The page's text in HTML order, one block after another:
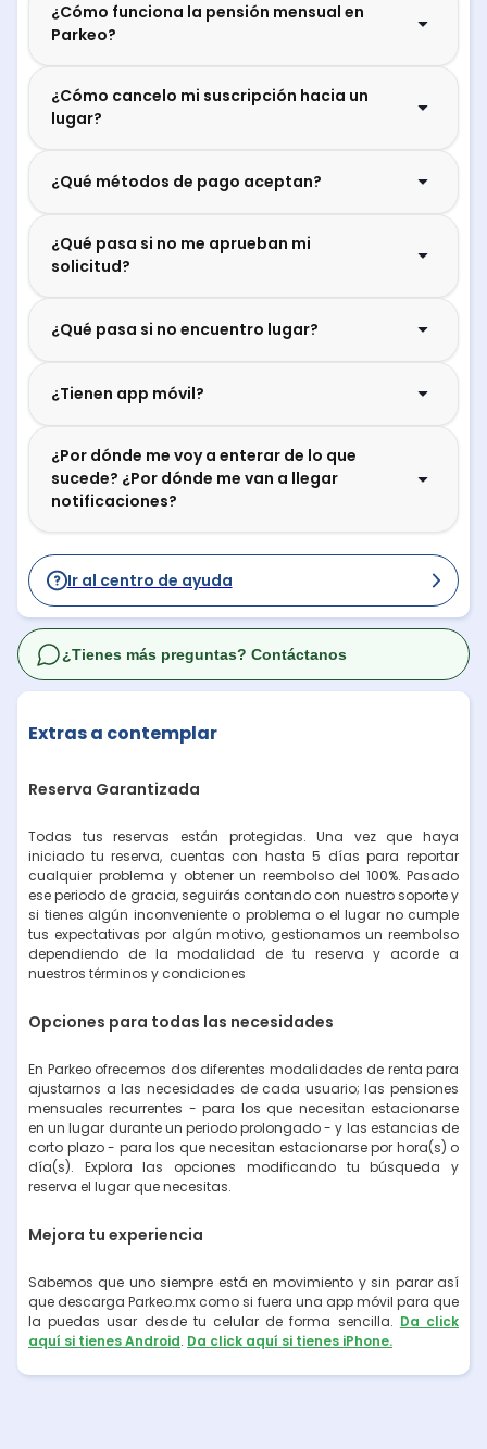
¿Cómo funciona la pensión mensual en
Parkeo?
¿Cómo cancelo mi suscripción hacia un
lugar?
¿Qué métodos de pago aceptan?
¿Qué pasa si no me aprueban mi
solicitud?
¿Qué pasa si no encuentro lugar?
¿Tienen app móvil?
¿Por dónde me voy a enterar de lo que
sucede? ¿Por dónde me van a llegar
notificaciones?
Ir al centro de ayuda
Extras a contemplar
Reserva Garantizada
Todas tus reservas están protegidas. Una vez que haya
iniciado tu reserva, cuentas con hasta 5 días para reportar
cualquier problema y obtener un reembolso del 100%. Pasado
ese periodo de gracia, seguirás contando con nuestro soporte y
si tienes algún inconveniente o problema o el lugar no cumple
tus expectativas por algún motivo, gestionamos un reembolso
dependiendo de la modalidad de tu reserva y acorde a
nuestros términos y condiciones
Opciones para todas las necesidades
En Parkeo ofrecemos dos diferentes modalidades de renta para
ajustarnos a las necesidades de cada usuario; las pensiones
mensuales recurrentes - para los que necesitan estacionarse
en un lugar durante un periodo prolongado - y las estancias de
corto plazo - para los que necesitan estacionarse por hora(s) o
día(s). Explora las opciones modificando tu búsqueda y
reserva el lugar que necesitas.
Mejora tu experiencia
Sabemos que uno siempre está en movimiento y sin parar así
que descarga Parkeo.mx como si fuera una app móvil para que
la puedas usar desde tu celular de forma sencilla. Da click
aquí si tienes Android. Da click aquí si tienes iPhone.
¿Tienes más preguntas? Contáctanos